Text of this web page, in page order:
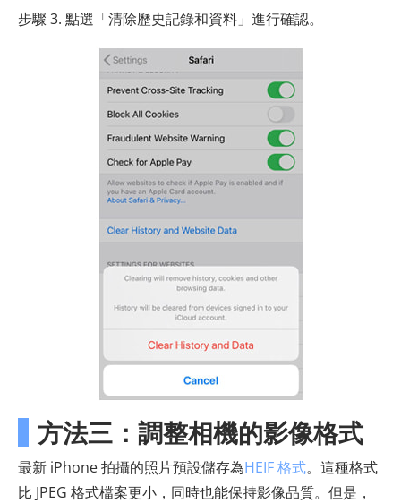
步驟 3. 點選「清除歷史記錄和資料」進行確認。
方法三：調整相機的影像格式
最新 iPhone 拍攝的照片預設儲存為HEIF 格式。這種格式
比 JPEG 格式檔案更小，同時也能保持影像品質。但是，